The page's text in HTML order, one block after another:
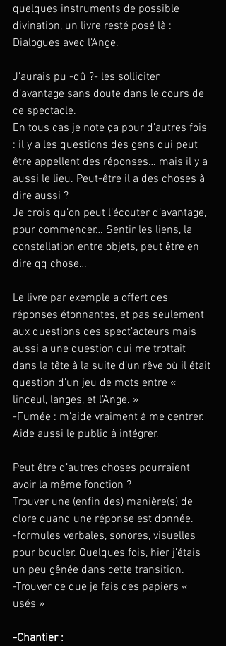
quelques instruments de possible
divination, un livre resté posé là :
Dialogues avec l’Ange.
J’aurais pu -dû ?- les solliciter
d’avantage sans doute dans le cours de
ce spectacle.
En tous cas je note ça pour d’autres fois
: il y a les questions des gens qui peut
être appellent des réponses… mais il y a
aussi le lieu. Peut-être il a des choses à
dire aussi ?
Je crois qu’on peut l’écouter d’avantage,
pour commencer… Sentir les liens, la
constellation entre objets, peut être en
dire qq chose…
Le livre par exemple a offert des
réponses étonnantes, et pas seulement
aux questions des spect’acteurs mais
aussi a une question qui me trottait
dans la tête à la suite d’un rêve où il était
question d’un jeu de mots entre «
linceul, langes, et l’Ange. »
-Fumée : m’aide vraiment à me centrer.
Aide aussi le public à intégrer.
Peut être d’autres choses pourraient
avoir la même fonction ?
Trouver une (enfin des) manière(s) de
clore quand une réponse est donnée.
-formules verbales, sonores, visuelles
pour boucler. Quelques fois, hier j’étais
un peu gênée dans cette transition.
-Trouver ce que je fais des papiers «
usés »
-Chantier :